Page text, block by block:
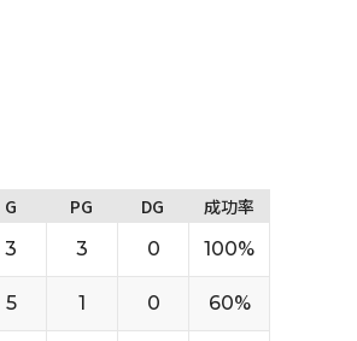
G PG DG 成功率
3 3 0 100%
5 1 0 60%